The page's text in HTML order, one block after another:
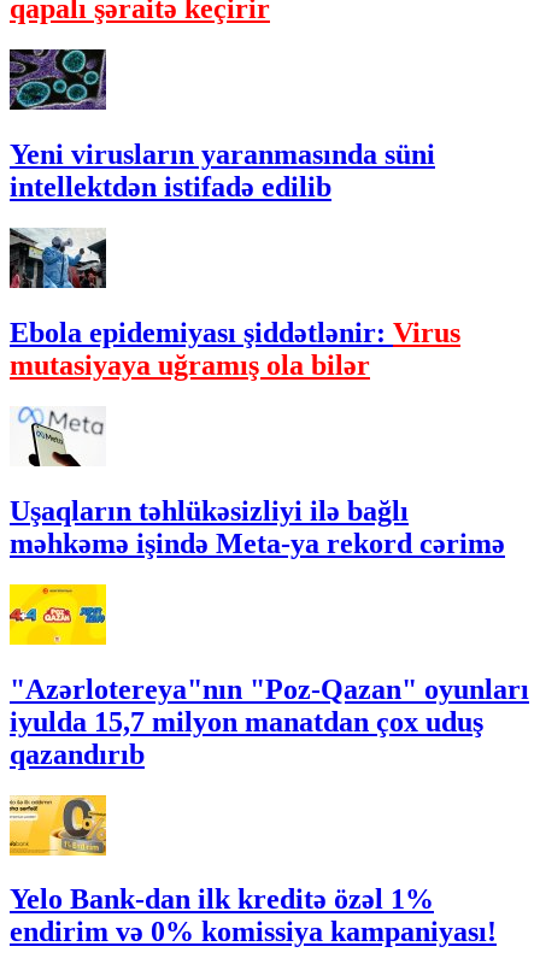
qapalı şəraitə keçirir
Yeni virusların yaranmasında süni
intellektdən istifadə edilib
Ebola epidemiyası şiddətlənir: Virus
mutasiyaya uğramış ola bilər
Uşaqların təhlükəsizliyi ilə bağlı
məhkəmə işində Meta-ya rekord cərimə
"Azərlotereya"nın "Poz-Qazan" oyunları
iyulda 15,7 milyon manatdan çox uduş
qazandırıb
Yelo Bank-dan ilk kreditə özəl 1%
endirim və 0% komissiya kampaniyası!